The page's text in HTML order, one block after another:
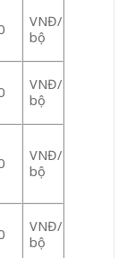
VNĐ/
bộ
VNĐ/
bộ
VNĐ/
bộ
VNĐ/
bộ